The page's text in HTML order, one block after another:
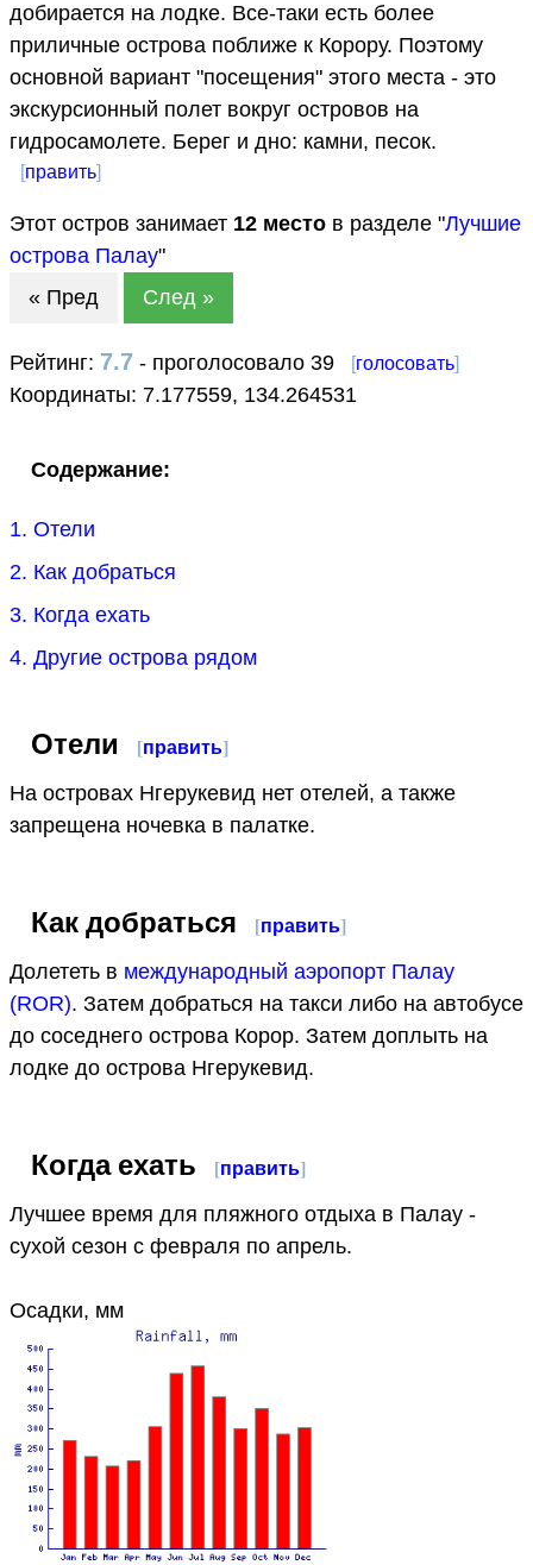
добирается на лодке. Все-таки есть более
приличные острова поближе к Корору. Поэтому
основной вариант "посещения" этого места - это
экскурсионный полет вокруг островов на
гидросамолете. Берег и дно: камни, песок.
[править]
Этот остров занимает 12 место в разделе "Лучшие
острова Палау"
« Пред
След »
Рейтинг: 7.7 - проголосовало 39 [голосовать]
Координаты: 7.177559, 134.264531
Содержание:
1. Отели
2. Как добраться
3. Когда ехать
4. Другие острова рядом
Отели [править]
На островах Нгерукевид нет отелей, а также
запрещена ночевка в палатке.
Как добраться [править]
Долететь в международный аэропорт Палау
(ROR). Затем добраться на такси либо на автобусе
до соседнего острова Корор. Затем доплыть на
лодке до острова Нгерукевид.
Когда ехать [править]
Лучшее время для пляжного отдыха в Палау -
сухой сезон с февраля по апрель.
Осадки, мм